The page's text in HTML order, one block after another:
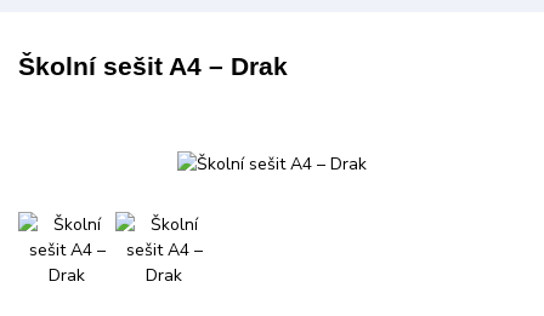
Školní sešit A4 – Drak